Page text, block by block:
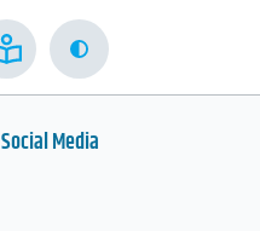
Kontrast
Social Media